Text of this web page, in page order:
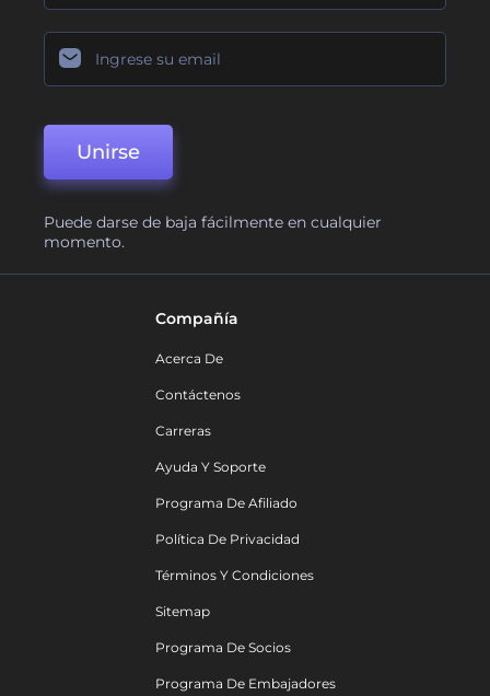
Unirse
Puede darse de baja fácilmente en cualquier
momento.
Compañía
Acerca De
Contáctenos
Carreras
Ayuda Y Soporte
Programa De Afiliado
Política De Privacidad
Términos Y Condiciones
Sitemap
Programa De Socios
Programa De Embajadores